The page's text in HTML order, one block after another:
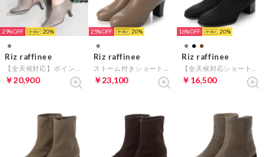
29% 20
Riz raffinee
￥20,900
25% 20
Riz raffinee
￥23,100
16% 20
Riz raffinee
￥16,500